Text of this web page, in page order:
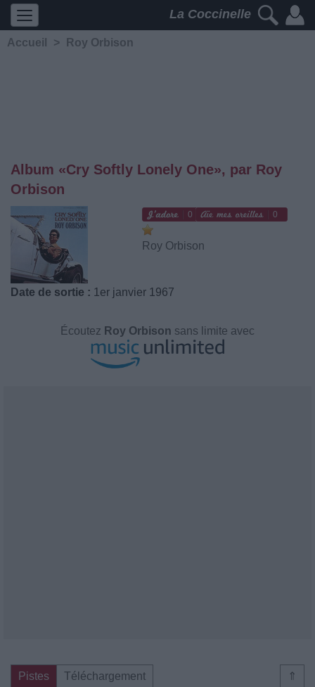
La Coccinelle
Accueil > Roy Orbison
Album «Cry Softly Lonely One», par Roy
Orbison
0 0
Roy Orbison
Date de sortie : 1er janvier 1967
Écoutez Roy Orbison sans limite avec
⇑
Pistes
Téléchargement